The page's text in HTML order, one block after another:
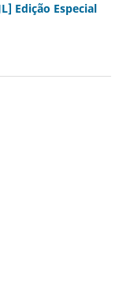
Edição Especial